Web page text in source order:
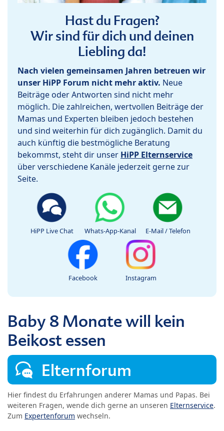
Hast du Fragen?
Wir sind für dich und deinen
Liebling da!
Nach vielen gemeinsamen Jahren betreuen wir
unser HiPP Forum nicht mehr aktiv. Neue
Beiträge oder Antworten sind nicht mehr
möglich. Die zahlreichen, wertvollen Beiträge der
Mamas und Experten bleiben jedoch bestehen
und sind weiterhin für dich zugänglich. Damit du
auch künftig die bestmögliche Beratung
bekommst, steht dir unser HiPP Elternservice
über verschiedene Kanäle jederzeit gerne zur
Seite.
HiPP Live Chat Whats-App-Kanal E-Mail / Telefon
Facebook Instagram
Baby 8 Monate will kein
Beikost essen
Elternforum
Hier findest du Erfahrungen anderer Mamas und Papas. Bei
weiteren Fragen, wende dich gerne an unseren Elternservice.
Zum Expertenforum wechseln.